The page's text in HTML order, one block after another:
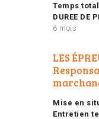
Temps
DUREE DE
6 mois
LES
Mise en
Entretien